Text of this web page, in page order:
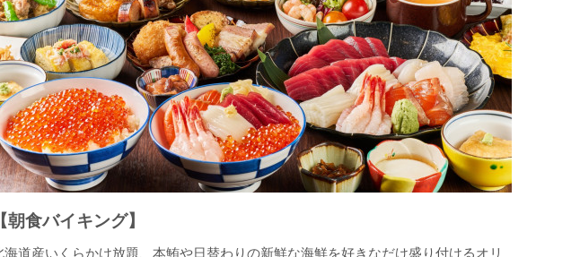
【朝食バイキング】
海道産いくらかけ放題、本鮪や日替わりの新鮮な海鮮を好きなだけ盛り付けるオリ